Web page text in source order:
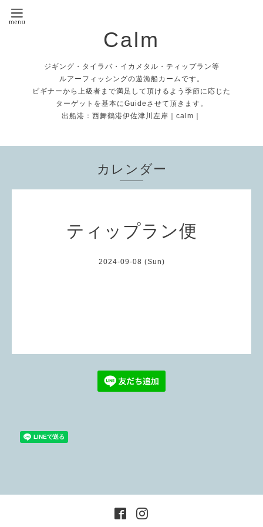
Calm
ジギング・タイラバ・イカメタル・ティップラン等
ルアーフィッシングの遊漁船カームです。
ビギナーから上級者まで満足して頂けるよう季節に応じた
ターゲットを基本にGuideさせて頂きます。
出船港：西舞鶴港伊佐津川左岸｜calm｜
カレンダー
ティップラン便
2024-09-08 (Sun)